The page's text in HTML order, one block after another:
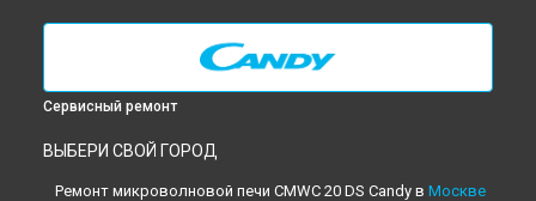
Сервисный ремонт
ВЫБЕРИ СВОЙ ГОРОД
Ремонт микроволновой печи CMWC 20 DS Candy в Москве